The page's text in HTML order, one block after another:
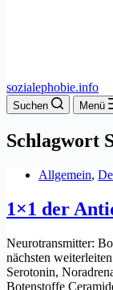
sozialephobie.info
Suchen Menü
Schlagwort
Allgemein,
1×1 der
Neurotransmitter:
nächsten
Serotonin,
Botenstoffe